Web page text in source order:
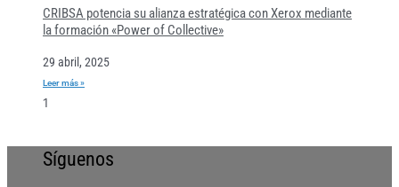
CRIBSA potencia su alianza estratégica con Xerox mediante
la formación «Power of Collective»
29 abril, 2025
Leer más »
Síguenos